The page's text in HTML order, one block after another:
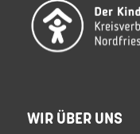
WIR ÜBER UNS